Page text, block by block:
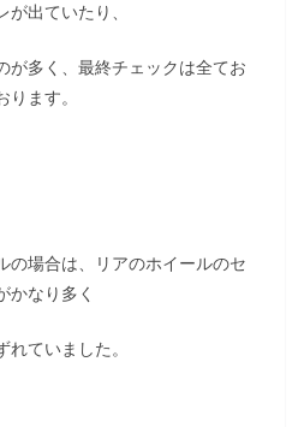
が出ていたり、
が多く、最終チェックは全てお
ます。
の場合は、リアのホイールのセ
かなり多く
ていました。